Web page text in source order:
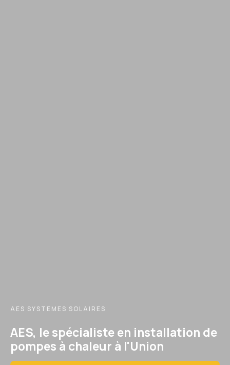
AES SYSTEMES SOLAIRES
AES, le spécialiste en installation de
pompes à chaleur à l'Union